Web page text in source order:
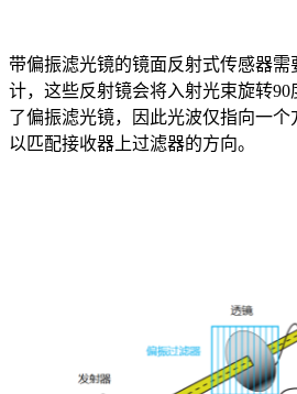
带偏振滤光镜的镜面反射式传感器
计，这些反射镜会将入射光束旋转
了偏振滤光镜，因此光波仅指向一
以匹配接收器上过滤器的方向。